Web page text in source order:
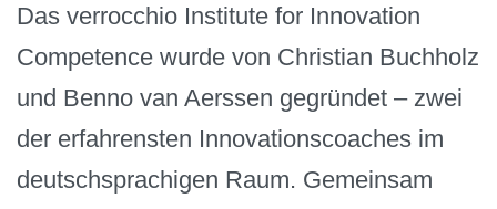
Das verrocchio Institute for Innovation
Competence wurde von Christian Buchholz
und Benno van Aerssen gegründet – zwei
der erfahrensten Innovationscoaches im
deutschsprachigen Raum. Gemeinsam